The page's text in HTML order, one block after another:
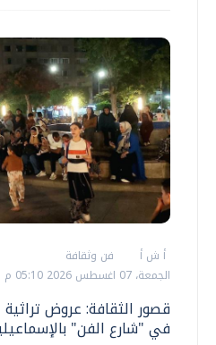
أ ش أ
فن وثقافة
الجمعة، 07 اغسطس 2026 05:10 م
قصور الثقافة: عروض
في "شارع الفن"